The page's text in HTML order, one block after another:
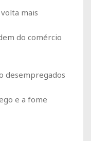
mais
do comércio
desempregados
e a fome